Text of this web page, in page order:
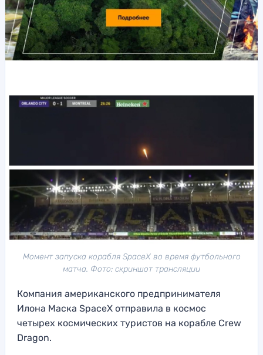
Момент запуска корабля SpaceX во время футбольного
матча. Фото: скриншот трансляции
Компания американского предпринимателя
Илона Маска SpaceX отправила в космос
четырех космических туристов на корабле Crew
Dragon.